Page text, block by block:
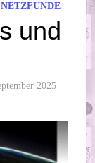
NETZFUNDE
und
2025